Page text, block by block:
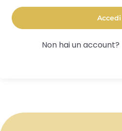
Accedi
Non hai un account?